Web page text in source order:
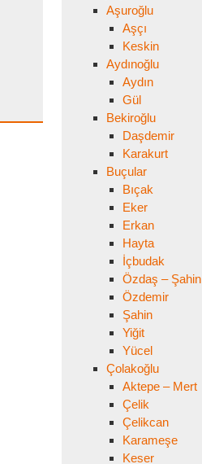
Aşuroğlu
Aşçı
Keskin
Aydınoğlu
Aydın
Gül
Bekiroğlu
Daşdemir
Karakurt
Buçular
Bıçak
Eker
Erkan
Hayta
İçbudak
Özdaş – Şahin
Özdemir
Şahin
Yiğit
Yücel
Çolakoğlu
Aktepe – Mert
Çelik
Çelikcan
Karameşe
Keser